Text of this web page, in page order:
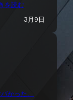
を読む
3月9日
かった。